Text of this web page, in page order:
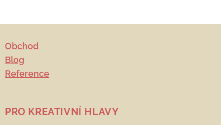
Obchod
Blog
Reference
PRO KREATIVNÍ HLAVY